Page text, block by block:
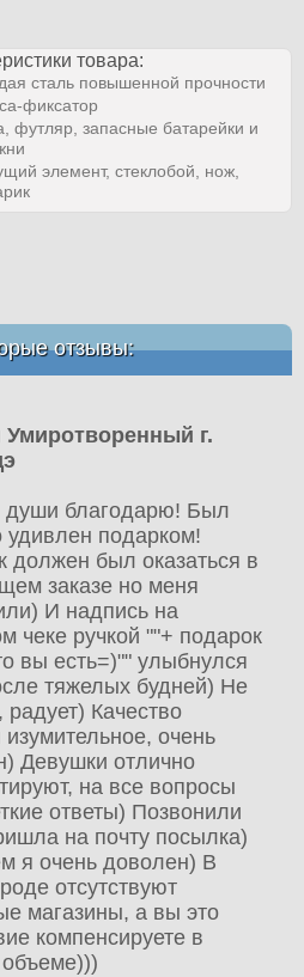
товара:
сталь повышенной прочности
фиксатор
футляр, запасные батарейки и
элемент, стеклобой, нож,
отзывы:
г.
души благодарю! Был
удивлен подарком!
должен был оказаться в
заказе но меня
И надпись на
чеке ручкой ""+ подарок
вы есть=)"" улыбнулся
тяжелых будней) Не
Качество
очень
Девушки отлично
на все вопросы
ответы) Позвонили
на почту посылка)
я очень доволен) В
отсутствуют
магазины, а вы это
компенсируете в